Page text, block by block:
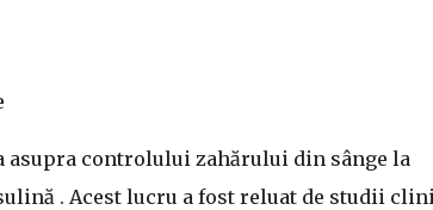
asupra controlului zahărului din sânge la
. Acest lucru a fost reluat de studii